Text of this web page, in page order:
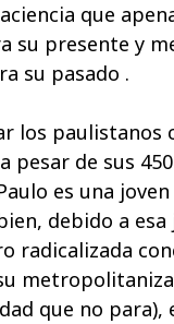
que
su presente y
su pasado .
los paulistanos
pesar de sus
es una
debido a
radicalizada
que no para),